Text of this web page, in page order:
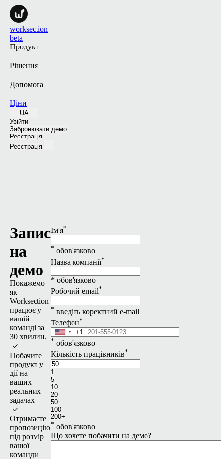
worksection
beta
Продукт
Рішення
Допомога
Ціни
UA
Увійти
Забронювати демо
Реєстрація
Реєстрація
Запис
на
демо
Покажемо
як
Worksection
працює у
вашій
команді за
30 хвилин.
Побачите
продукт у
дії на
ваших
реальних
задачах
Отримаєте
пропозицію
під розмір
вашої
команди
Ім'я*
* обов'язково
Назва компанії*
* обов'язково
Робочий email*
* введіть коректний e-mail
Телефон*
United
States
+1
+1
* обов'язково
Кількість працівників*
1
5
10
20
50
100
200+
* обов'язково
Що хочете побачити на демо?